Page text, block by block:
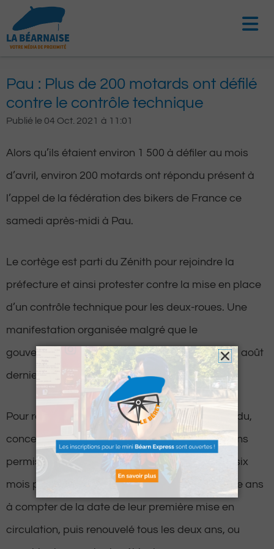
contenu
Pau : Plus de 200 motards ont défilé
contre le contrôle technique
Publié le 04 Oct. 2021 à 11:01
Alors qu’ils étaient environ 1 500 à défiler au mois
d’avril, environ 200 motards ont répondu présent à
l’appel de la fédération des bikers de France ce
samedi après-midi à Pau.
Le cortège est parti du Zénith pour rejoindre la
préfecture et ainsi protester contre la mise en place
d’un contrôle technique pour les deux-roues. Une
manifestation organisée malgré que le
gouvernement ait suspendu cette mesure le 12 août
dernier.
Pour rappel, ce décret, pour le moment suspendu,
concerne les 50 cm3 mais aussi les voitures sans
permis. Ce contrôle doit être effectué dans les six
mois précédant l’expiration d’un délai de quatre ans
à compter de la date de leur première mise en
circulation, puis renouvelé tous les deux ans, ou